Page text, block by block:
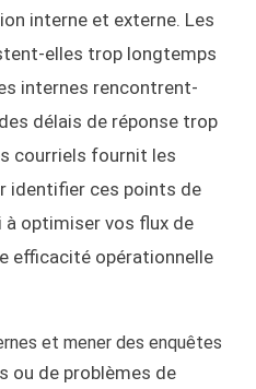
interne et externe. Les
elles trop longtemps
internes rencontrent-
délais de réponse trop
courriels fournit les
identifier ces points de
à optimiser vos flux de
efficacité opérationnelle
et mener des enquêtes
ou de problèmes de